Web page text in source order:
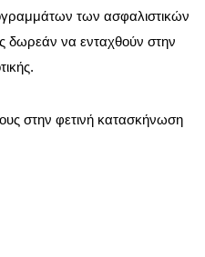
των ασφαλιστικών
δωρεάν να ενταχθούν στην
στην φετινή κατασκήνωση